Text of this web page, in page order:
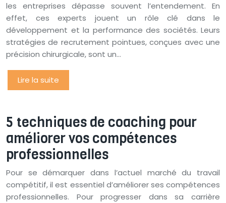
les entreprises dépasse souvent l’entendement. En
effet, ces experts jouent un rôle clé dans le
développement et la performance des sociétés. Leurs
stratégies de recrutement pointues, conçues avec une
précision chirurgicale, sont un…
Lire la suite
5 techniques de coaching pour
améliorer vos compétences
professionnelles
Pour se démarquer dans l’actuel marché du travail
compétitif, il est essentiel d’améliorer ses compétences
professionnelles. Pour progresser dans sa carrière